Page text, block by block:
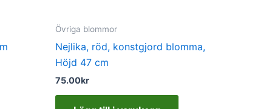
Övriga blommor
Nejlika, röd, konstgjord blomma,
Höjd 47 cm
75.00kr